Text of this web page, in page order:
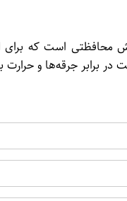
سانتیمتری ایرانی یک